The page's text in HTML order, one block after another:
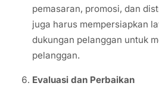
pemasaran, promosi, dan
juga harus mempersiapkan
dukungan pelanggan untuk
pelanggan.
Evaluasi dan Perbaikan